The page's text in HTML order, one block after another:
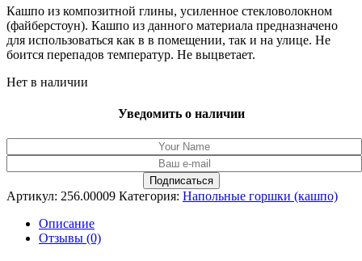
составляла
8,640.00₽.
7,920.00₽.
Кашпо из композитной глины, усиленное стекловолокном
(файберстоун). Кашпо из данного материала предназначено
для использоваться как в в помещении, так и на улице. Не
боится перепадов температур. Не выцветает.
Нет в наличии
Уведомить о наличии
Артикул: 256.00009 Категория: Напольные горшки (кашпо)
Описание
Отзывы (0)